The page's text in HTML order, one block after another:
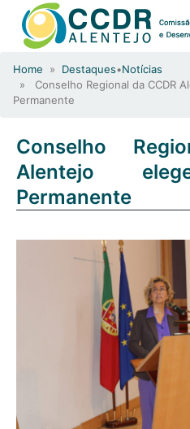
Home » Destaques•Notícias
» Conselho Regional da CCDR
Permanente
Conselho
Alentejo
Permanente